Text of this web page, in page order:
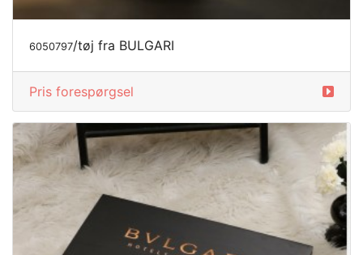
6050797/tøj fra BULGARI
Pris forespørgsel